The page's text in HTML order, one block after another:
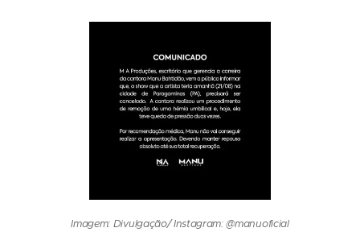
Imagem: Divulgação/ Instagram: @manuoficial